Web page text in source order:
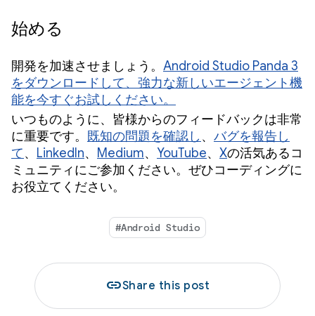
始める
開発を加速させましょう。 Android Studio Panda 3
をダウンロードして、強力な新しいエージェント機
能を今すぐお試しください。
いつものように、皆様からのフィードバックは非常
に重要です。 既知の問題を確認し 、 バグを報告し
て、 LinkedIn、 Medium、 YouTube、 Xの活気あるコ
ミュニティにご参加ください。ぜひコーディングに
お役立てください。
#Android Studio
linkShare this post